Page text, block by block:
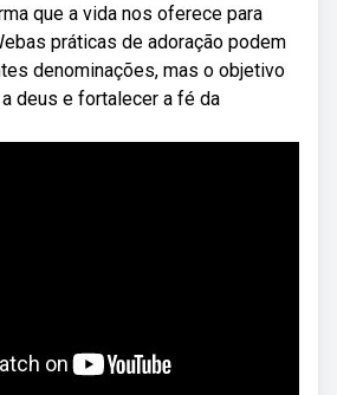
que a vida nos oferece para
práticas de adoração podem
denominações, mas o objetivo
deus e fortalecer a fé da